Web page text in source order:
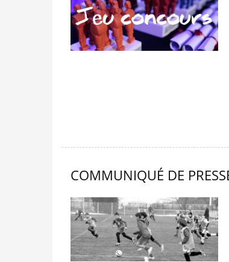
COMMUNIQUÉ DE